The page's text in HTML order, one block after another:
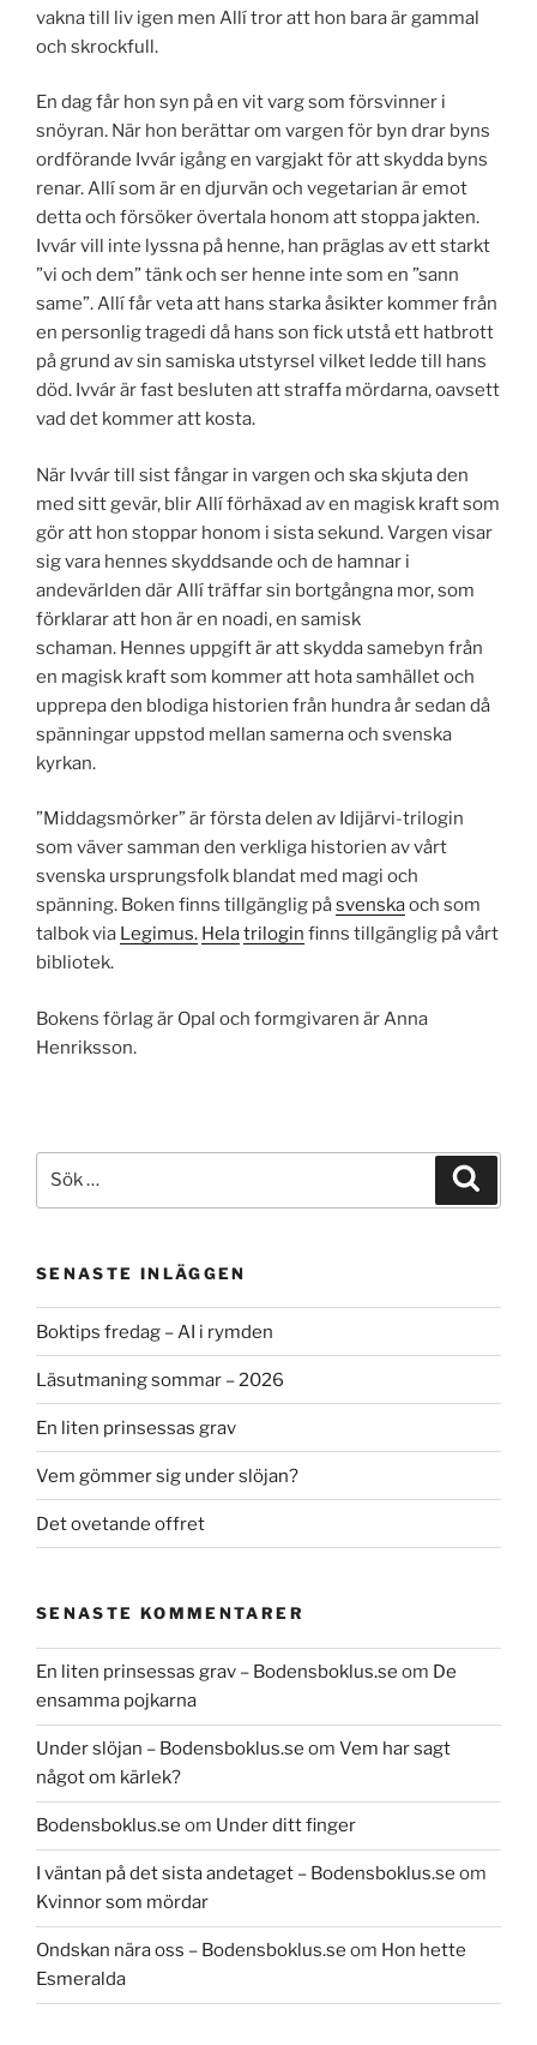
vakna till liv igen men Allí tror att hon bara är gammal
och skrockfull.
En dag får hon syn på en vit varg som försvinner i
snöyran. När hon berättar om vargen för byn drar byns
ordförande Ivvár igång en vargjakt för att skydda byns
renar. Allí som är en djurvän och vegetarian är emot
detta och försöker övertala honom att stoppa jakten.
Ivvár vill inte lyssna på henne, han präglas av ett starkt
”vi och dem” tänk och ser henne inte som en ”sann
same”. Allí får veta att hans starka åsikter kommer från
en personlig tragedi då hans son fick utstå ett hatbrott
på grund av sin samiska utstyrsel vilket ledde till hans
död. Ivvár är fast besluten att straffa mördarna, oavsett
vad det kommer att kosta.
När Ivvár till sist fångar in vargen och ska skjuta den
med sitt gevär, blir Allí förhäxad av en magisk kraft som
gör att hon stoppar honom i sista sekund. Vargen visar
sig vara hennes skyddsande och de hamnar i
andevärlden där Allí träffar sin bortgångna mor, som
förklarar att hon är en noadi, en samisk
schaman. Hennes uppgift är att skydda samebyn från
en magisk kraft som kommer att hota samhället och
upprepa den blodiga historien från hundra år sedan då
spänningar uppstod mellan samerna och svenska
kyrkan.
”Middagsmörker” är första delen av Idijärvi-trilogin
som väver samman den verkliga historien av vårt
svenska ursprungsfolk blandat med magi och
spänning. Boken finns tillgänglig påsvenskaoch som
talbok via Legimus. Helatrilogin finns tillgänglig på vårt
bibliotek.
Bokens förlag är Opal och formgivaren är Anna
Henriksson.
efter:
SENASTE INLÄGGEN
Boktips fredag – AI i rymden
Läsutmaning sommar – 2026
En liten prinsessas grav
Vem gömmer sig under slöjan?
Det ovetande offret
SENASTE KOMMENTARER
En liten prinsessas grav – Bodensboklus.se om De
ensamma pojkarna
Under slöjan – Bodensboklus.se om Vem har sagt
något om kärlek?
Bodensboklus.se om Under ditt finger
I väntan på det sista andetaget – Bodensboklus.se om
Kvinnor som mördar
Ondskan nära oss – Bodensboklus.se om Hon hette
Esmeralda